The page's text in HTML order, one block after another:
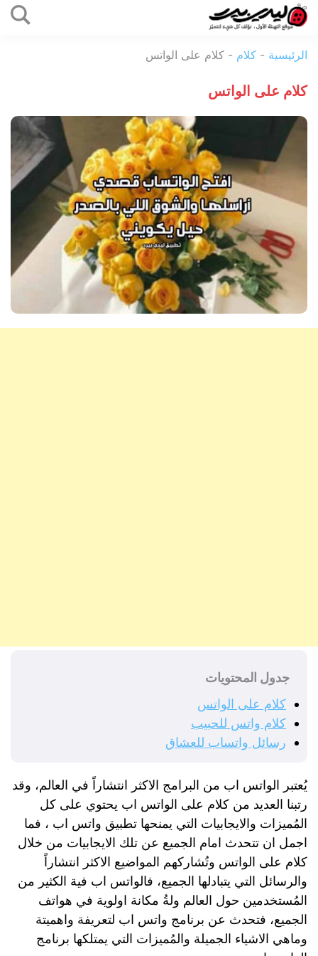
بيرد
الرئيسية - كلام - كلام على الواتس
كلام على الواتس
جدول المحتويات
كلام على الواتس
كلام واتس للحبيب
رسائل واتساب للعشاق
يُعتبر الواتس اب من البرامج الاكثر انتشاراً في العالم، وقد
رتبنا العديد من كلام على الواتس اب يحتوي على كل
المُميزات والايجابيات التي يمنحها تطبيق واتس اب ، فما
اجمل ان تتحدث امام الجميع عن تلك الايجابيات من خلال
كلام على الواتس وتُشاركهم المواضيع الاكثر انتشاراً
والرسائل التي يتبادلها الجميع، فالواتس اب فية الكثير من
المُستخدمين حول العالم ولةُ مكانة اولوية في هواتف
الجميع، فتحدث عن برنامج واتس اب لتعريفة واهميتة
وماهي الاشياء الجميلة والمُميزات التي يمتلكها برنامج